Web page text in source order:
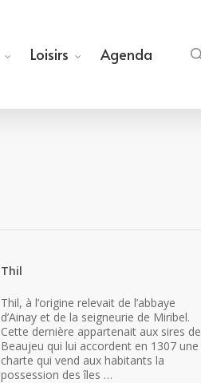
Loisirs Agenda
Thil
Thil, à l’origine relevait de l’abbaye
d’Ainay et de la seigneurie de Miribel.
Cette dernière appartenait aux sires de
Beaujeu qui lui accordent en 1307 une
charte qui vend aux habitants la
possession des îles …